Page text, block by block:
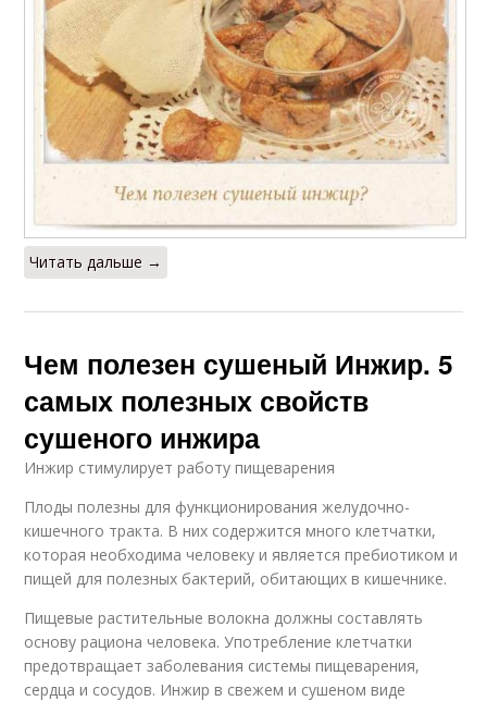
Читать дальше →
Чем полезен сушеный Инжир. 5
самых полезных свойств
сушеного инжира
Инжир стимулирует работу пищеварения
Плоды полезны для функционирования желудочно-
кишечного тракта. В них содержится много клетчатки,
которая необходима человеку и является пребиотиком и
пищей для полезных бактерий, обитающих в кишечнике.
Пищевые растительные волокна должны составлять
основу рациона человека. Употребление клетчатки
предотвращает заболевания системы пищеварения,
сердца и сосудов. Инжир в свежем и сушеном виде